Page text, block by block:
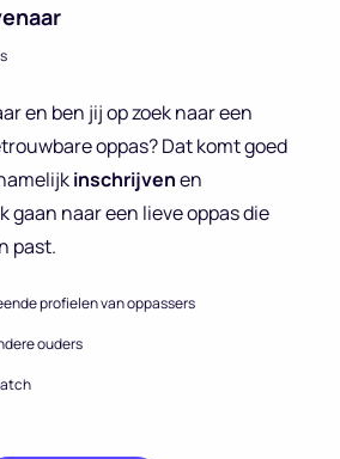
en ben jij op zoek naar een
oppas? Dat komt goed
inschrijvenen
gaan naar een lieve oppas die
past.
profielen van oppassers
ouders